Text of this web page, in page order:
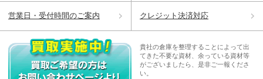
営業日・受付時間のご案内 クレジット決済対応
貴社の倉庫を整理することによって出
てきた不要な資材、余っている資材等
がございましたら、是非ご一報くださ
い。